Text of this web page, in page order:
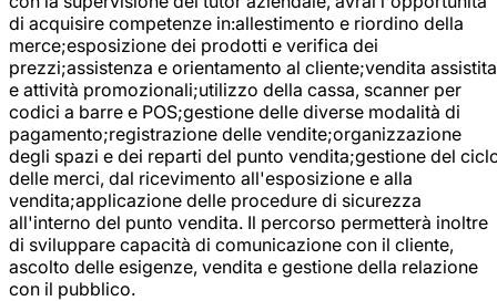
di acquisire competenze in:allestimento e riordino della
merce;esposizione dei prodotti e verifica dei
prezzi;assistenza e orientamento al cliente;vendita assistita
e attività promozionali;utilizzo della cassa, scanner per
codici a barre e POS;gestione delle diverse modalità di
pagamento;registrazione delle vendite;organizzazione
degli spazi e dei reparti del punto vendita;gestione del
delle merci, dal ricevimento all'esposizione e alla
vendita;applicazione delle procedure di sicurezza
all'interno del punto vendita. Il percorso permetterà inoltre
di sviluppare capacità di comunicazione con il cliente,
ascolto delle esigenze, vendita e gestione della relazione
con il pubblico.